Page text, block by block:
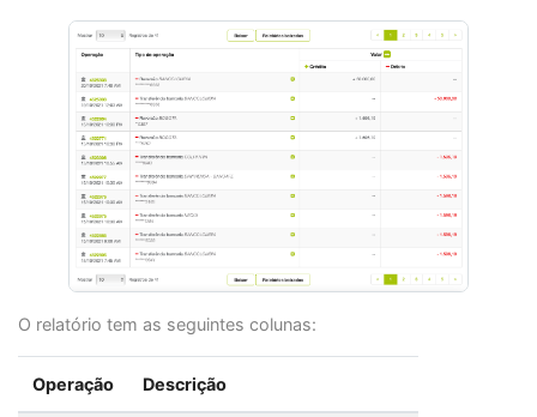
O relatório tem as seguintes colunas:
Operação Descrição